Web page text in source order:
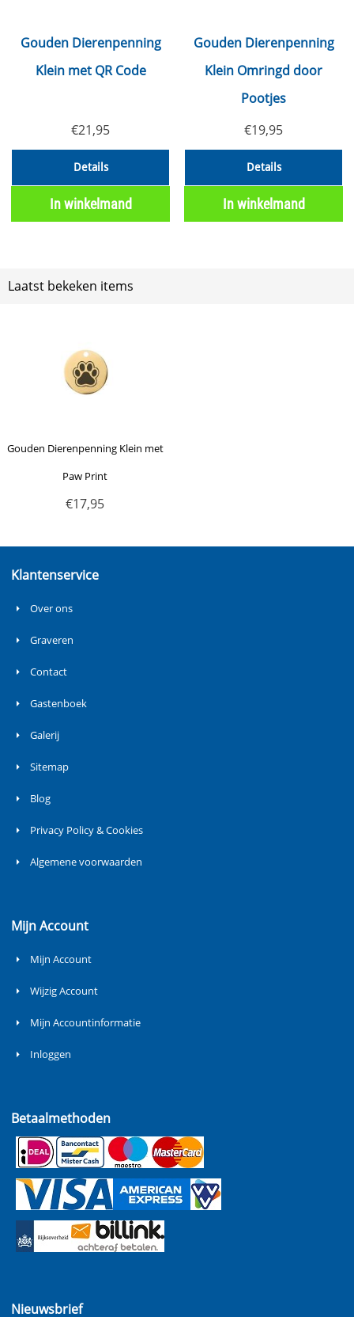
Gouden Dierenpenning
Klein met QR Code
€21,95
Details
In winkelmand
Gouden Dierenpenning
Klein Omringd door
Pootjes
€19,95
Details
In winkelmand
Laatst bekeken items
Gouden Dierenpenning Klein met
Paw Print
€17,95
Klantenservice
Over ons
Graveren
Contact
Gastenboek
Galerij
Sitemap
Blog
Privacy Policy & Cookies
Algemene voorwaarden
Mijn Account
Mijn Account
Wijzig Account
Mijn Accountinformatie
Inloggen
Betaalmethoden
Nieuwsbrief